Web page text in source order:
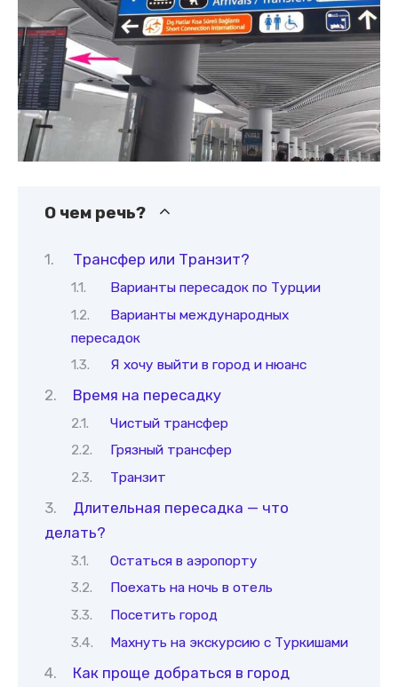
О чем речь?
Трансфер или Транзит?
Варианты пересадок по Турции
Варианты международных
пересадок
Я хочу выйти в город и нюанс
Время на пересадку
Чистый трансфер
Грязный трансфер
Транзит
Длительная пересадка — что
делать?
Остаться в аэропорту
Поехать на ночь в отель
Посетить город
Махнуть на экскурсию с Туркишами
Как проще добраться в город